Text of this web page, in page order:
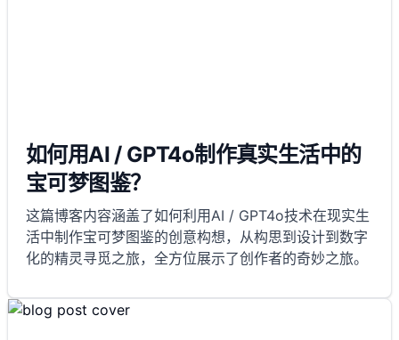
如何用AI / GPT4o制作真实生活中的
宝可梦图鉴？
这篇博客内容涵盖了如何利用AI / GPT4o技术在现实生
活中制作宝可梦图鉴的创意构想，从构思到设计到数字
化的精灵寻觅之旅，全方位展示了创作者的奇妙之旅。